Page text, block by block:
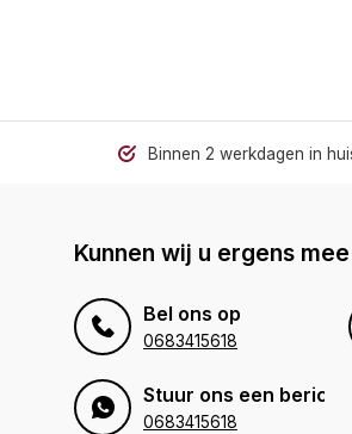
Binnen 2 werkdagen in
Kunnen wij u ergens
Bel ons op
0683415618
Stuur ons een bericht
0683415618